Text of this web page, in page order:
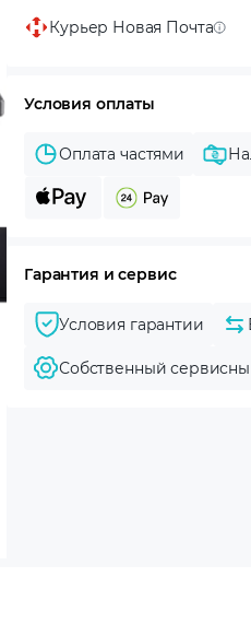
Курьер Новая Почта
Условия оплаты
Оплата частями
Гарантия и сервис
Условия гарантии
Собственный